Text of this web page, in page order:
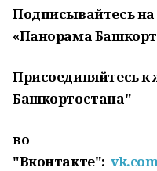
Подписывайтесь
«Панорама
Присоединяйтесь
Башкортостана"
во
"Вконтакте":